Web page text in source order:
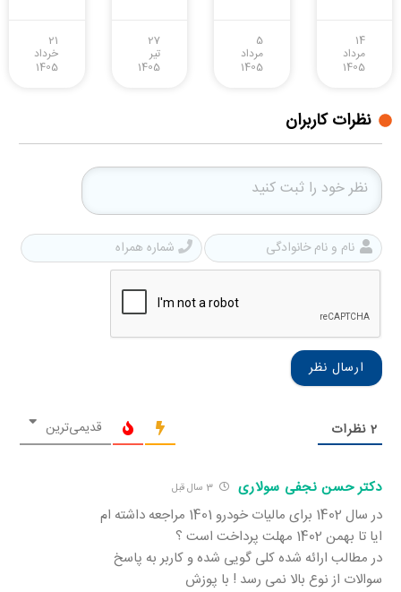
14
مرداد
1405
5
مرداد
1405
27
تیر
1405
21
خرداد
1405
نظرات کاربران
نام
و
نام
2 نظرات قدیمی‌ترین
دکتر حسن نجفی سولاری 3 سال قبل
در سال 1402 برای مالیات خودرو 1401 مراجعه داشته ام
ایا تا بهمن 1402 مهلت پرداخت است ؟
در مطالب ارائه شده کلی گویی شده و کاربر به پاسخ
سوالات از نوع بالا نمی رسد ! با پوزش